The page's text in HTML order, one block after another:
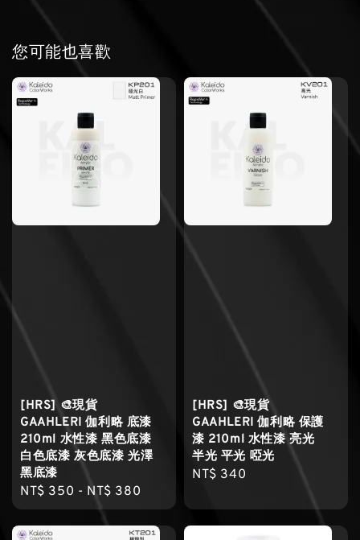
您可能也喜歡
[HRS] 🎨現貨
GAAHLERI 伽利略 底漆
210ml 水性漆 黑色底漆
白色底漆 灰色底漆 光澤
黑底漆
Regular
price
NT$ 350 - NT$ 380
[HRS] 🎨現貨
GAAHLERI 伽利略 保護
漆 210ml 水性漆 亮光
半光 平光 啞光
Regular
NT$ 340